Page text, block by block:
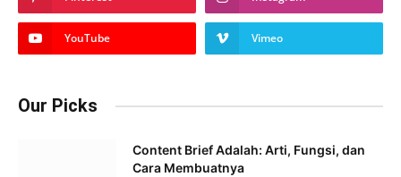
YouTube Vimeo
Our Picks
Content Brief Adalah: Arti, Fungsi, dan
Cara Membuatnya